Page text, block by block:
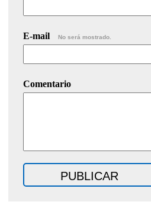
E-mail No será mostrado.
Comentario